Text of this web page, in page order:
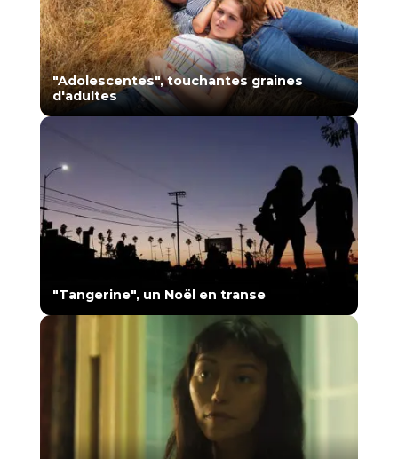
"Adolescentes", touchantes graines
d'adultes
"Tangerine", un Noël en transe